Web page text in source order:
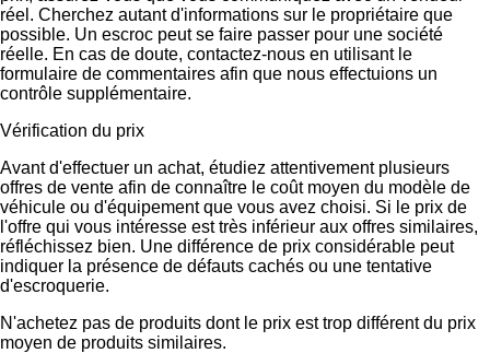
réel. Cherchez autant d'informations sur le propriétaire que
possible. Un escroc peut se faire passer pour une société
réelle. En cas de doute, contactez-nous en utilisant le
formulaire de commentaires afin que nous effectuions un
contrôle supplémentaire.
Vérification du prix
Avant d'effectuer un achat, étudiez attentivement plusieurs
offres de vente afin de connaître le coût moyen du modèle de
véhicule ou d'équipement que vous avez choisi. Si le prix de
l'offre qui vous intéresse est très inférieur aux offres similaires,
réfléchissez bien. Une différence de prix considérable peut
indiquer la présence de défauts cachés ou une tentative
d'escroquerie.
N'achetez pas de produits dont le prix est trop différent du prix
moyen de produits similaires.